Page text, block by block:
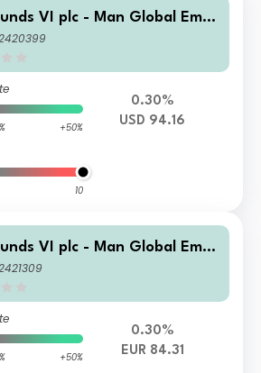
VI plc - Man Global Emer
Debt Total Return D US
+50%
10
0.30%
USD 94.16
VI plc - Man Global Emer
Debt Total Return I H E
+50%
0.30%
EUR 84.31